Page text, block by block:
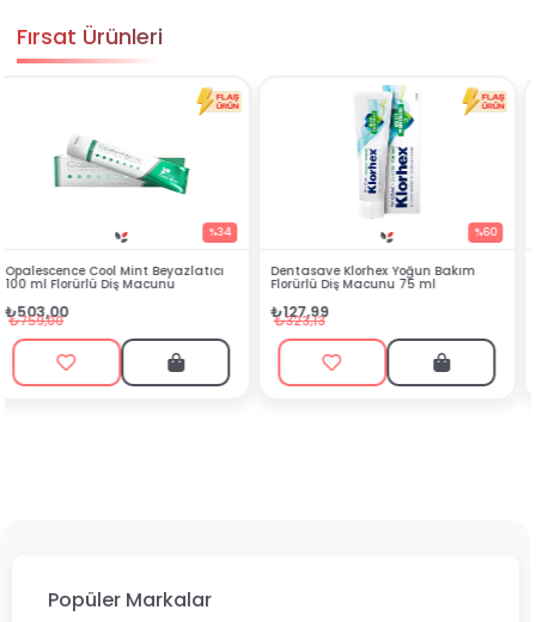
Fırsat Ürünleri
Dentasave Klorhex Yoğun Bakım
Florürlü Diş Macunu 75 ml
₺127,99
₺323,13
Black Berry Bitkisel Sprey 25 ml
₺90,99
₺199,90
Popüler Markalar